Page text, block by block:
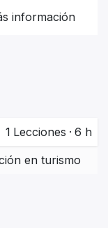
información
1 Lecciones · 6 h
en turismo